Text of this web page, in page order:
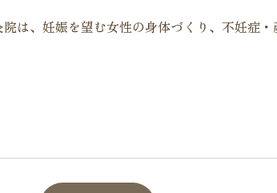
は、妊娠を望む女性の身体づくり、不妊症